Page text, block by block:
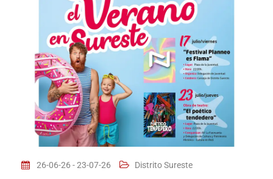
26-06-26 - 23-07-26 Distrito Sureste